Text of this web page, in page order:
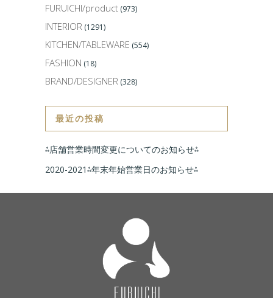
FURUICHI/product (973)
INTERIOR (1291)
KITCHEN/TABLEWARE (554)
FASHION (18)
BRAND/DESIGNER (328)
最近の投稿
⁂店舗営業時間変更についてのお知らせ⁂
2020-2021⁂年末年始営業日のお知らせ⁂